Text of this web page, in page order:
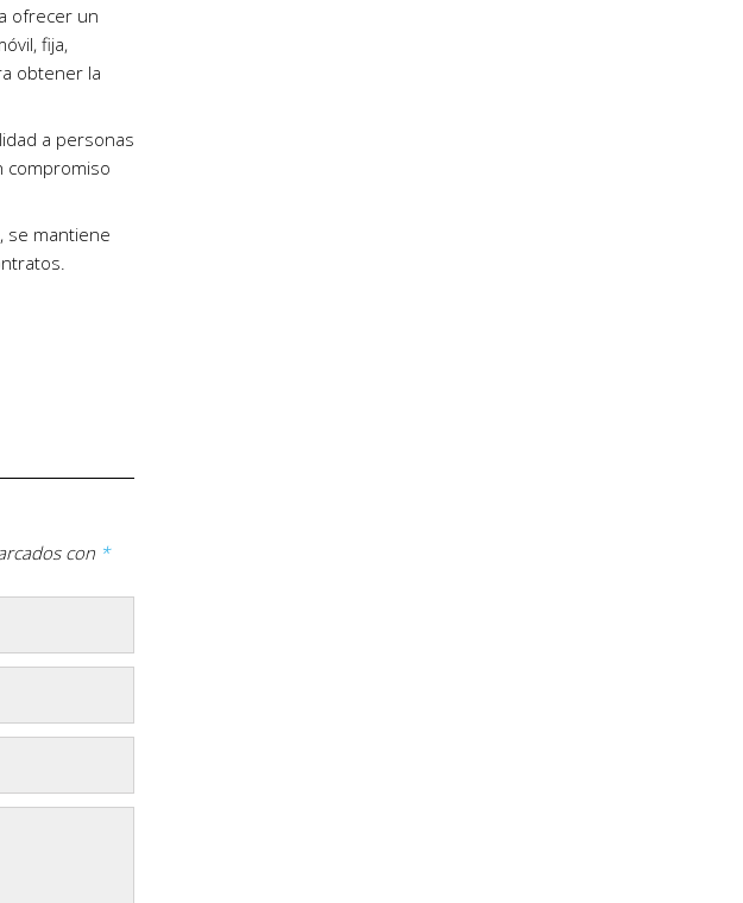
ofrecer un
fija,
obtener la
a personas
compromiso
se mantiene
con *